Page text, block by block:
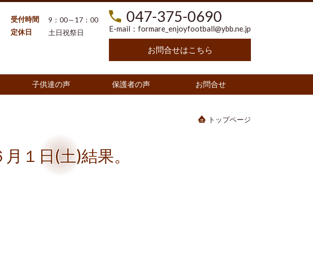
受付時間
9：00～17：00
定休日
土日祝祭日
047-375-0690
E-mail： formare_enjoyfootball@ybb.ne.jp
お問合せはこちら
子供達の声 保護者の声 お問合せ
トップページ
月１日(土)結果。